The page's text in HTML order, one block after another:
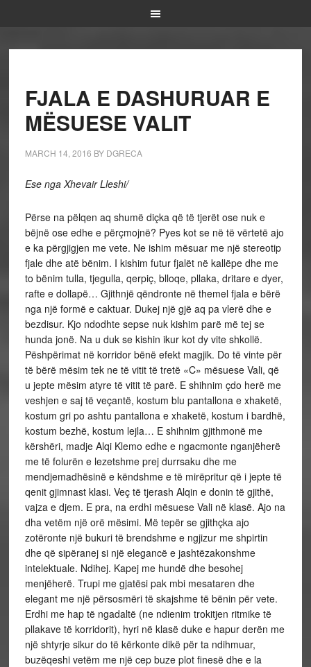
FJALA E DASHURUAR E
MËSUESE VALIT
MARCH 14, 2016 BY DGRECA
Ese nga Xhevair Lleshi/
Përse na pëlqen aq shumë diçka që të tjerët ose nuk e
bëjnë ose edhe e përçmojnë? Pyes kot se në të vërtetë ajo
e ka përgjigjen me vete. Ne ishim mësuar me një stereotip
fjale dhe atë bënim. I kishim futur fjalët në kallëpe dhe me
to bënim tulla, tjegulla, qerpiç, blloqe, pllaka, dritare e dyer,
rafte e dollapë… Gjithnjë qëndronte në themel fjala e bërë
nga një formë e caktuar. Dukej një gjë aq pa vlerë dhe e
bezdisur. Kjo ndodhte sepse nuk kishim parë më tej se
hunda jonë. Na u duk se kishin ikur kot dy vite shkollë.
Pëshpërimat në korridor bënë efekt magjik. Do të vinte për
të bërë mësim tek ne të vitit të tretë «C» mësuese Vali, që
u jepte mësim atyre të vitit të parë. E shihnim çdo herë me
veshjen e saj të veçantë, kostum blu pantallona e xhaketë,
kostum gri po ashtu pantallona e xhaketë, kostum i bardhë,
kostum bezhë, kostum lejla… E shihnim gjithmonë me
kërshëri, madje Alqi Klemo edhe e ngacmonte nganjëherë
me të folurën e lezetshme prej durrsaku dhe me
mendjemadhësinë e këndshme e të mirëpritur që i jepte të
qenit gjimnast klasi. Veç të tjerash Alqin e donin të gjithë,
vajza e djem. E pra, na erdhi mësuese Vali në klasë. Ajo na
dha vetëm një orë mësimi. Më tepër se gjithçka ajo
zotëronte një bukuri të brendshme e ngjizur me shpirtin
dhe që sipëranej si një elegancë e jashtëzakonshme
intelektuale. Ndihej. Kapej me hundë dhe besohej
menjëherë. Trupi me gjatësi pak mbi mesataren dhe
elegant me një përsosmëri të skajshme të bënin për vete.
Erdhi me hap të ngadaltë (ne ndienim trokitjen ritmike të
pllakave të korridorit), hyri në klasë duke e hapur derën me
një shtyrje sikur do të kërkonte dikë për ta ndihmuar,
buzëqeshi vetëm me një cep buze plot finesë dhe e la